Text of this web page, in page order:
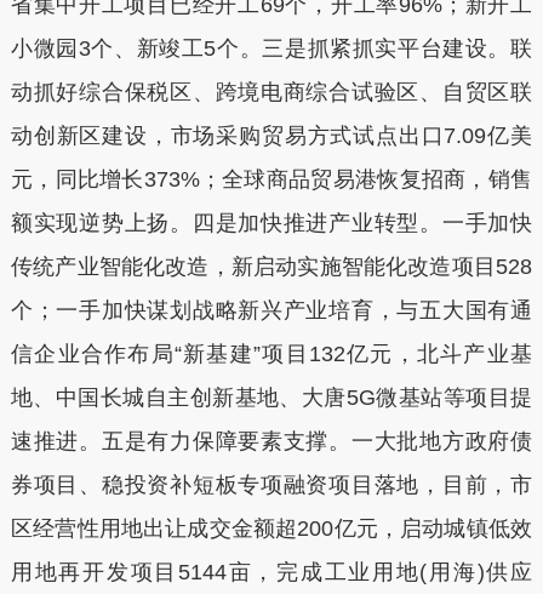
省集中开工项目已经开工69个，开工率96%；新开工
小微园3个、新竣工5个。三是抓紧抓实平台建设。联
动抓好综合保税区、跨境电商综合试验区、自贸区联
动创新区建设，市场采购贸易方式试点出口7.09亿美
元，同比增长373%；全球商品贸易港恢复招商，销售
额实现逆势上扬。四是加快推进产业转型。一手加快
传统产业智能化改造，新启动实施智能化改造项目528
个；一手加快谋划战略新兴产业培育，与五大国有通
信企业合作布局“新基建”项目132亿元，北斗产业基
地、中国长城自主创新基地、大唐5G微基站等项目提
速推进。五是有力保障要素支撑。一大批地方政府债
券项目、稳投资补短板专项融资项目落地，目前，市
区经营性用地出让成交金额超200亿元，启动城镇低效
用地再开发项目5144亩，完成工业用地(用海)供应